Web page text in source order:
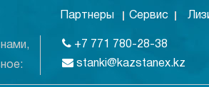
Партнеры Сервис
+7 771 780-28-38
stanki@kazstanex.kz